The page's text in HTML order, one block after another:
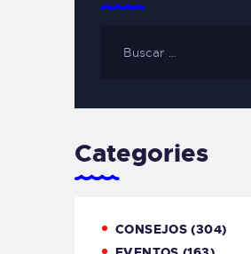
Categories
CONSEJOS (304)